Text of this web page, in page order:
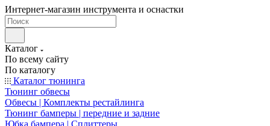
Интернет-магазин инструмента и оснастки
Каталог
По всему сайту
По каталогу
Каталог тюнинга
Тюнинг обвесы
Обвесы | Комплекты рестайлинга
Тюнинг бамперы | передние и задние
Юбка бампера | Сплиттеры